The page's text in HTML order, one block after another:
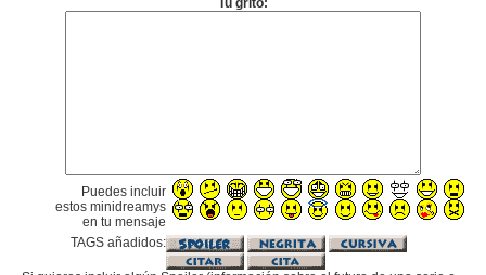
Tu grito:
Puedes incluir
estos minidreamys
en tu mensaje
TAGS añadidos: